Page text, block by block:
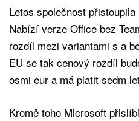
Letos společnost
Nabízí verze Office bez
rozdíl mezi variantami s a
EU se tak cenový rozdíl
osmi eur a má platit sedm
Kromě toho Microsoft